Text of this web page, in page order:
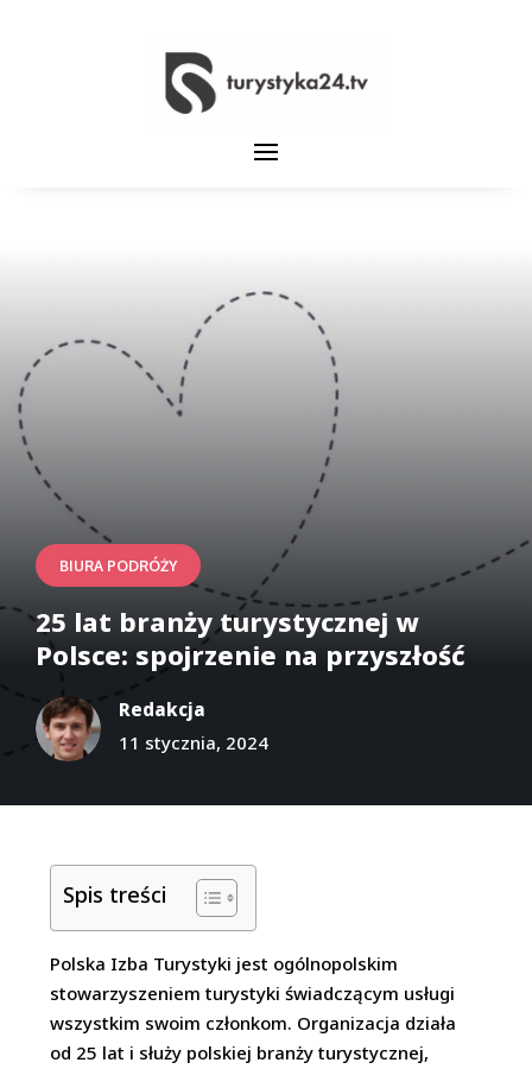
BIURA PODRÓŻY
25 lat branży turystycznej w
Polsce: spojrzenie na przyszłość
Redakcja
11 stycznia, 2024
Spis treści
Polska Izba Turystyki jest ogólnopolskim
stowarzyszeniem turystyki świadczącym usługi
wszystkim swoim członkom. Organizacja działa
od 25 lat i służy polskiej branży turystycznej,